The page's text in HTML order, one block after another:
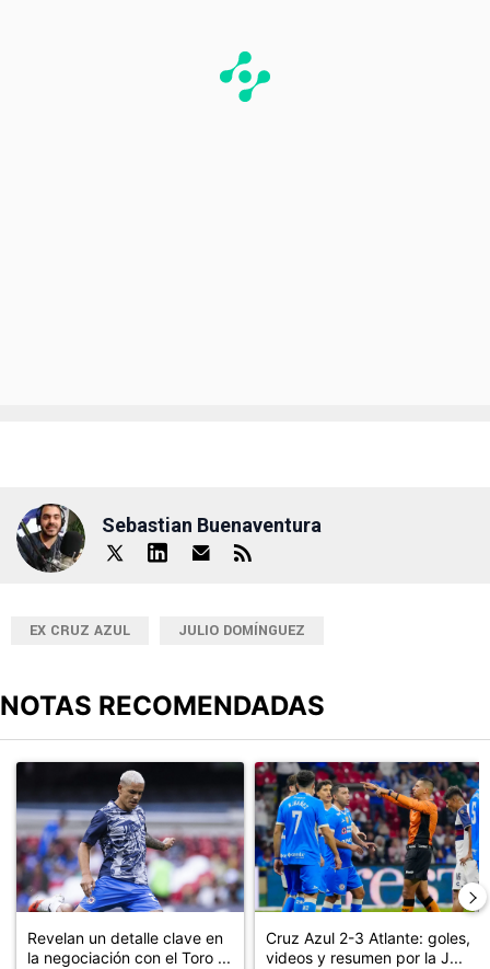
Sebastian Buenaventura
EX CRUZ AZUL JULIO DOMÍNGUEZ
NOTAS RECOMENDADAS
Un artículo de tendencia con el título "Revelan un detalle clave
Revelan un detalle clave en
la negociación con el Toro ...
Un artículo de tendencia con el
Cruz Azul 2-3 Atlante: goles,
videos y resumen por la J...